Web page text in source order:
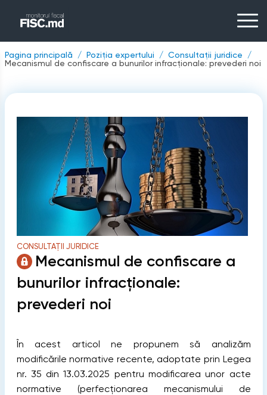
Pagina principală Poziția expertului
Consultații juridice
Mecanismul de confiscare a bunurilor infracționale: prevederi noi
CONSULTAȚII JURIDICE
Mecanismul de confiscare a
bunurilor infracționale:
prevederi noi
În acest articol ne propunem să analizăm
modificările normative recente, adoptate prin Legea
nr. 35 din 13.03.2025 pentru modificarea unor acte
normative (perfecționarea mecanismului de